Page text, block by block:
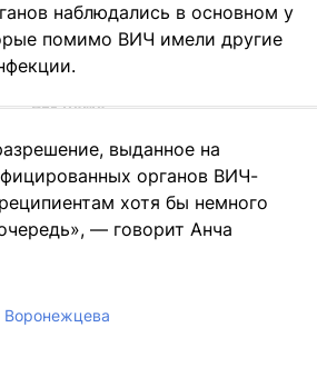
наблюдались в основном у
помимо ВИЧ имели другие
выданное на
органов ВИЧ-
хотя бы немного
— говорит Анча
Воронежцева